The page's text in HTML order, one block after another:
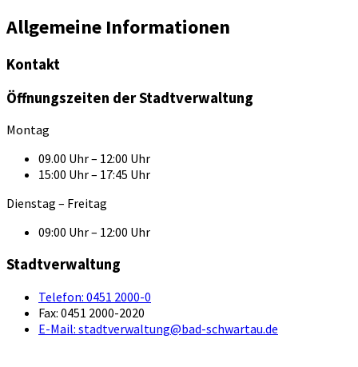
Allgemeine Informationen
Kontakt
Öffnungszeiten der Stadtverwaltung
Montag
09.00 Uhr – 12:00 Uhr
15:00 Uhr – 17:45 Uhr
Dienstag – Freitag
09:00 Uhr – 12:00 Uhr
Stadtverwaltung
Telefon: 0451 2000-0
Fax: 0451 2000-2020
E-Mail: stadtverwaltung@bad-schwartau.de